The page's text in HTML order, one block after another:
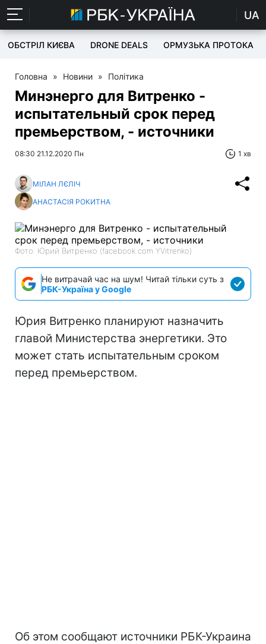
UA
ОБСТРІЛ КИЄВА DRONE DEALS ОРМУЗЬКА ПРОТОКА
Головна » Новини » Політика
Минэнерго для Витренко -
испытательный срок перед
премьерством, - источники
08:30 21.12.2020 Пн 1 хв
МІЛАН ЛЄЛІЧ
АНАСТАСІЯ РОКИТНА
Фото: Юрий Витренко (facebook com YVitrenko)
Не витрачай час на шум! Читай тільки суть з
РБК-Україна у Google
Юрия Витренко планируют назначить
главой Министерства энергетики. Это
может стать испытательным сроком
перед премьерством.
Об этом сообщают источники РБК-Украина